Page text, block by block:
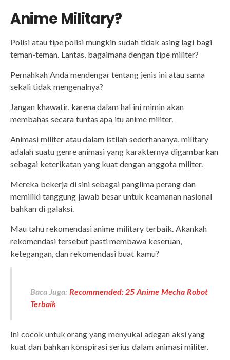
Anime Military?
Polisi atau tipe polisi mungkin sudah tidak asing lagi bagi
teman-teman. Lantas, bagaimana dengan tipe militer?
Pernahkah Anda mendengar tentang jenis ini atau sama
sekali tidak mengenalnya?
Jangan khawatir, karena dalam hal ini mimin akan
membahas secara tuntas apa itu anime militer.
Animasi militer atau dalam istilah sederhananya, military
adalah suatu genre animasi yang karakternya digambarkan
sebagai keterikatan yang kuat dengan anggota militer.
Mereka bekerja di sini sebagai panglima perang dan
memiliki tanggung jawab besar untuk keamanan nasional
bahkan di galaksi.
Mau tahu rekomendasi anime military terbaik. Akankah
rekomendasi tersebut pasti membawa keseruan,
ketegangan, dan rekomendasi buat kamu?
Baca Juga: Recommended: 25 Anime Mecha Robot
Terbaik
Ini cocok untuk orang yang menyukai adegan aksi yang
kuat dan bahkan konspirasi serius dalam animasi militer.